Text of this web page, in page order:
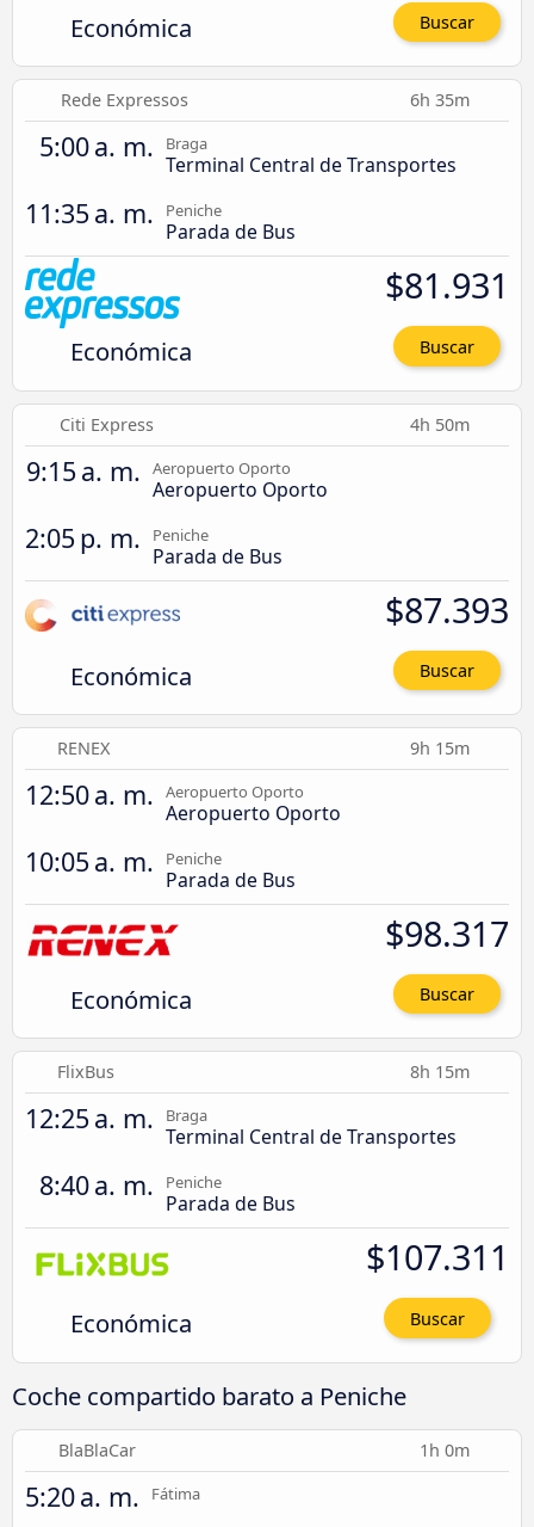
Económica Buscar
Rede Expressos 6h 35m
5:00 a. m. Braga
Terminal Central de Transportes
11:35 a. m. Peniche
Parada de Bus
Económica
$81.931
Buscar
Citi Express 4h 50m
9:15 a. m. Aeropuerto Oporto
Aeropuerto Oporto
2:05 p. m. Peniche
Parada de Bus
Económica
$87.393
Buscar
RENEX 9h 15m
12:50 a. m. Aeropuerto Oporto
Aeropuerto Oporto
10:05 a. m. Peniche
Parada de Bus
Económica
$98.317
Buscar
FlixBus 8h 15m
12:25 a. m. Braga
Terminal Central de Transportes
8:40 a. m. Peniche
Parada de Bus
Económica
$107.311
Buscar
Coche compartido barato a Peniche
BlaBlaCar 1h 0m
5:20 a. m. Fátima